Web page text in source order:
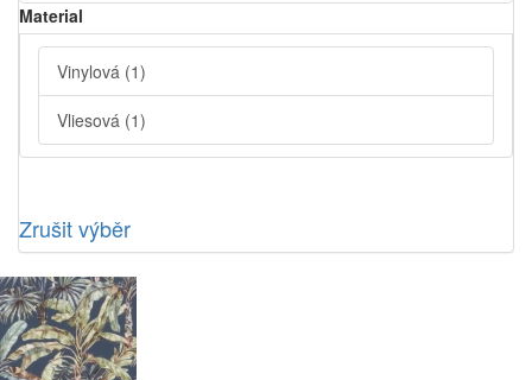
Material
Vinylová (1)
Vliesová (1)
Zrušit výběr